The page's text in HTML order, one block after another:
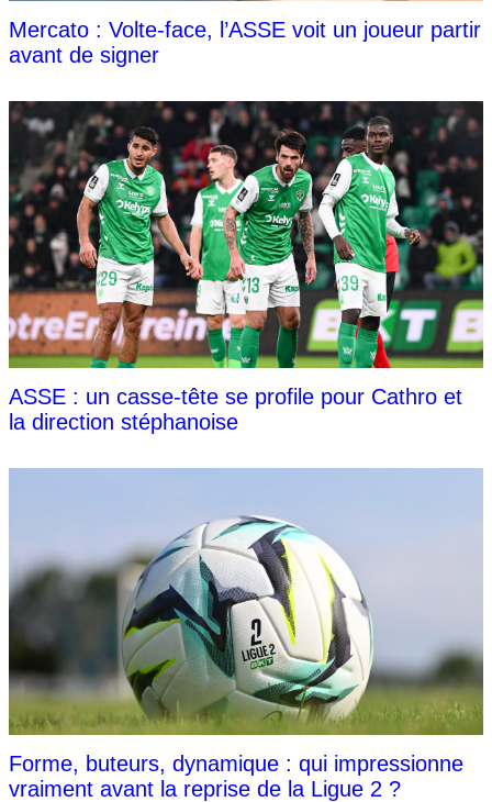
Mercato : Volte-face, l’ASSE voit un joueur partir
avant de signer
ASSE : un casse-tête se profile pour Cathro et
la direction stéphanoise
Forme, buteurs, dynamique : qui impressionne
vraiment avant la reprise de la Ligue 2 ?